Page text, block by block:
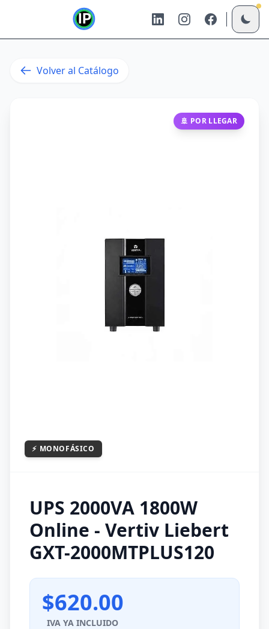
Volver al Catálogo
🚢 POR LLEGAR
⚡ MONOFÁSICO
UPS 2000VA 1800W
Online - Vertiv Liebert
GXT-2000MTPLUS120
$620.00
IVA YA INCLUIDO